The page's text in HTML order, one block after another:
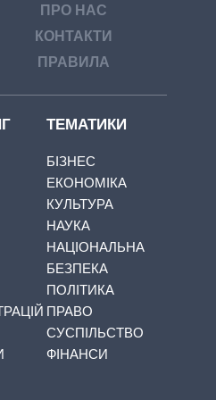
ПРО НАС
КОНТАКТИ
ПРАВИЛА
ТЕМАТИКИ
БІЗНЕС
ЕКОНОМІКА
КУЛЬТУРА
НАУКА
НАЦІОНАЛЬНА
БЕЗПЕКА
ПОЛІТИКА
ПРАВО
СУСПІЛЬСТВО
ФІНАНСИ